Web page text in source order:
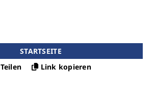
STARTSEITE
Teilen
Link kopieren